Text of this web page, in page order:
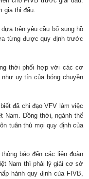
gia thi đấu.
trên yêu cầu bổ sung hồ
từng được quy định trước
thời phối hợp với các cơ
uy tín của bóng chuyền
đã chỉ đạo VFV làm việc
Nam. Đồng thời, ngành thể
tuân thủ mọi quy định của
báo đến các liên đoàn
Nam thì phải lý giải cơ sở
hành quy định của FIVB,